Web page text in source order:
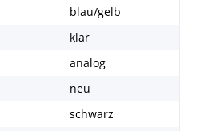
blau/gelb
klar
analog
neu
schwarz